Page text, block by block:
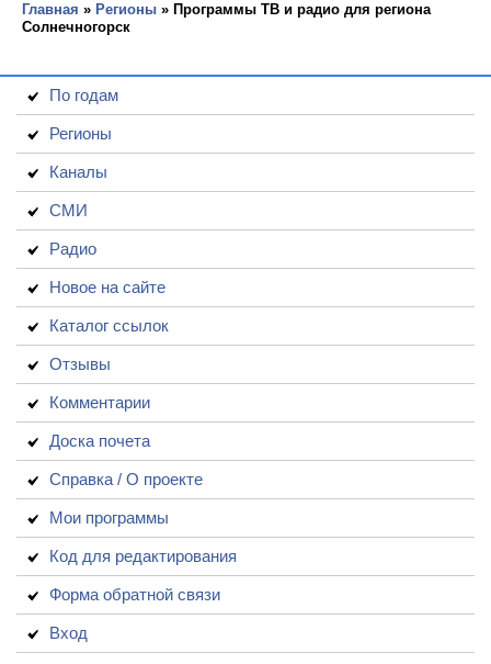
Главная » Регионы » Программы ТВ и радио для региона
Солнечногорск
По годам
Регионы
Каналы
СМИ
Радио
Новое на сайте
Каталог ссылок
Отзывы
Комментарии
Доска почета
Справка / О проекте
Мои программы
Код для редактирования
Форма обратной связи
Вход